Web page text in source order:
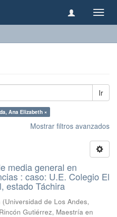
Ir
Ana Elizabeth ×
Mostrar filtros avanzados
media general en
: caso: U.E. Colegio El
estado Táchira
(Universidad de Los Andes,
Gutiérrez, Maestría en